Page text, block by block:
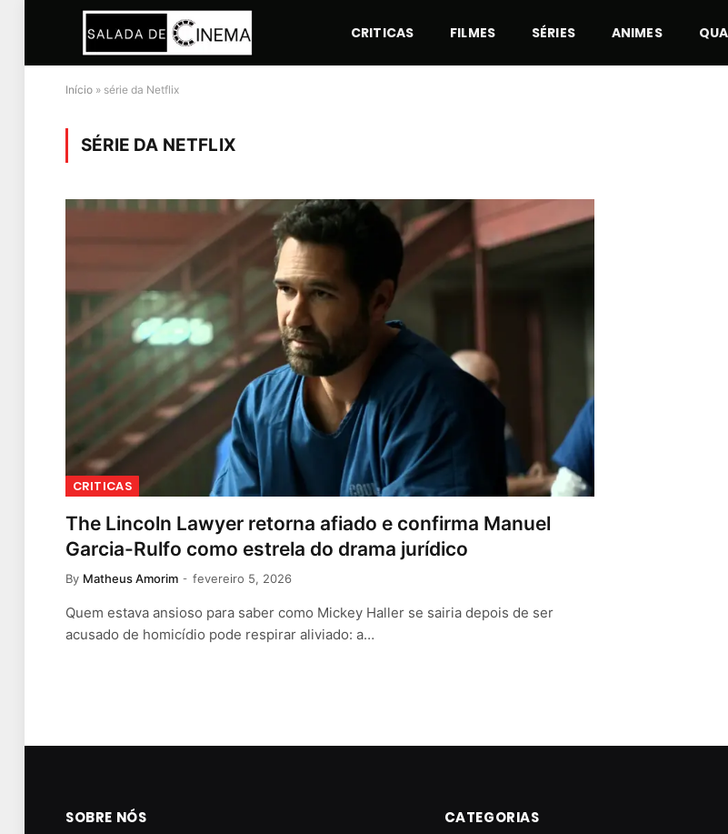
CRITICAS FILMES SÉRIES ANIMES
Início » série da Netflix
SÉRIE DA NETFLIX
CRITICAS
The Lincoln Lawyer retorna afiado e confirma Manuel
Garcia-Rulfo como estrela do drama jurídico
By Matheus Amorim fevereiro 5, 2026
Quem estava ansioso para saber como Mickey Haller se sairia depois de ser
acusado de homicídio pode respirar aliviado: a…
SOBRE NÓS CATEGORIAS